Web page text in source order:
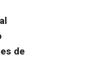
de